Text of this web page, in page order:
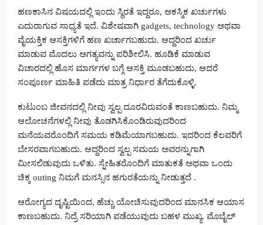
ಹಣಕಾಸಿನ ವಿಷಯದಲ್ಲಿ ಇಂದು ಸ್ಥಿರತೆ ಇದ್ದರೂ, ಅಕಸ್ಮಿಕ ಖರ್ಚುಗಳು
ಎದುರಾಗುವ ಸಾಧ್ಯತೆ ಇದೆ. ವಿಶೇಷವಾಗಿ gadgets, technology ಅಥವಾ
ವೈಯಕ್ತಿಕ ಆಸಕ್ತಿಗಳಿಗೆ ಹಣ ಖರ್ಚಾಗಬಹುದು. ಆದ್ದರಿಂದ ಖರ್ಚು
ಮಾಡುವ ಮೊದಲು ಅಗತ್ಯವನ್ನು ಪರಿಶೀಲಿಸಿ. ಹೂಡಿಕೆ ಮಾಡುವ
ವಿಚಾರದಲ್ಲಿ ಹೊಸ ಮಾರ್ಗಗಳ ಬಗ್ಗೆ ಆಸಕ್ತಿ ಮೂಡಬಹುದು, ಆದರೆ
ಸಂಪೂರ್ಣ ಮಾಹಿತಿ ಪಡೆದು ಮಾತ್ರ ನಿರ್ಧಾರ ತೆಗೆದುಕೊಳ್ಳಿ.
ಕುಟುಂಬ ಜೀವನದಲ್ಲಿ ನೀವು ಸ್ವಲ್ಪ ದೂರವಿರುವಂತೆ ಕಾಣಬಹುದು. ನಿಮ್ಮ
ಆಲೋಚನೆಗಳಲ್ಲಿ ನೀವು ತೊಡಗಿಸಿಕೊಂಡಿರುವುದರಿಂದ
ಮನೆಯವರೊಂದಿಗೆ ಸಮಯ ಕಡಿಮೆಯಾಗಬಹುದು. ಇದರಿಂದ ಕೆಲವರಿಗೆ
ಬೇಸರವಾಗಬಹುದು. ಆದ್ದರಿಂದ ಸ್ವಲ್ಪ ಸಮಯ ಅವರನ್ನುಗಾಗಿ
ಮೀಸಲಿಡುವುದು ಒಳಿತು. ಸ್ನೇಹಿತರೊಂದಿಗೆ ಮಾತುಕತೆ ಅಥವಾ ಒಂದು
ಚಿಕ್ಕ outing ನಿಮಗೆ ಮನಸ್ಸಿನ ಹಗುರತೆಯನ್ನು ನೀಡುತ್ತದೆ .
ಆರೋಗ್ಯದ ದೃಷ್ಟಿಯಿಂದ, ಹೆಚ್ಚು ಯೋಚಿಸುವುದರಿಂದ ಮಾನಸಿಕ ಆಯಾಸ
ಕಾಣಬಹುದು. ನಿದ್ರೆ ಸರಿಯಾಗಿ ಪಡೆಯುವುದು ಬಹಳ ಮುಖ್ಯ. ಮೊಬೈಲ್